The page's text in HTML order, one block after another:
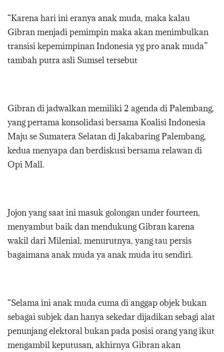
“Karena hari ini eranya anak muda, maka kalau
Gibran menjadi pemimpin maka akan menimbulkan
transisi kepemimpinan Indonesia yg pro anak muda”
tambah putra asli Sumsel tersebut
Gibran di jadwalkan memiliki 2 agenda di Palembang,
yang pertama konsolidasi bersama Koalisi Indonesia
Maju se Sumatera Selatan di Jakabaring Palembang,
kedua menyapa dan berdiskusi bersama relawan di
Opi Mall.
Jojon yang saat ini masuk golongan under fourteen,
menyambut baik dan mendukung Gibran karena
wakil dari Milenial, menurutnya, yang tau persis
bagaimana anak muda ya anak muda itu sendiri.
“Selama ini anak muda cuma di anggap objek bukan
sebagai subjek dan hanya sekedar dijadikan sebagi alat
penunjang elektoral bukan pada posisi orang yang ikut
mengambil keputusan, akhirnya Gibran akan